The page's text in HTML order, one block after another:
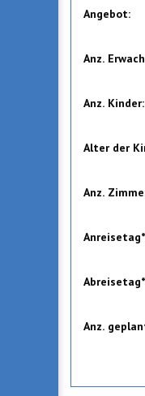
Angebot:
Anz.
Anz. Kinder:
Alter der
Anz.
Anz.